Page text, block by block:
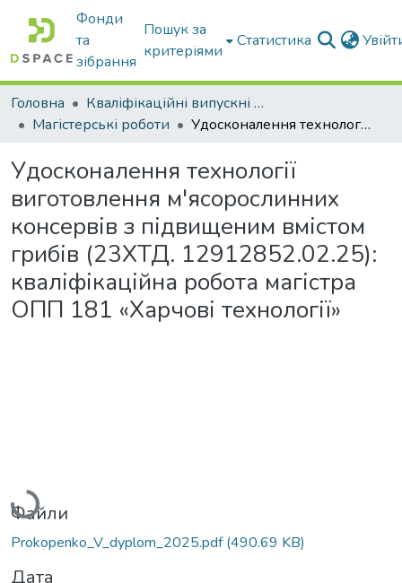
Фонди
та
зібрання
Пошук за
критеріями
Статистика
Головна
Кваліфікаційні випускні роботи бакалаврів і магістрів
Магістерські роботи
Удосконалення технології виготовлення м'ясорослинних консервів з підвищеним вмістом грибів (23ХТД. 12912852.02.25): кваліфікаційна робота магістра ОПП 181 «Харчові технології»
Удосконалення технології
виготовлення м'ясорослинних
консервів з підвищеним вмістом
грибів (23ХТД. 12912852.02.25):
кваліфікаційна робота магістра
ОПП 181 «Харчові технології»
Вантажиться...
Файли
Prokopenko_V_dyplom_2025.pdf(490.69 KB)
Дата